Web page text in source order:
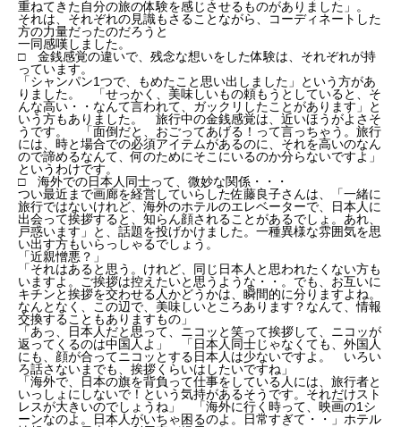
重ねてきた自分の旅の体験を感じさせるものがありました」。
それは、それぞれの見識もさることながら、コーディネートした
方の力量だったのだろうと
一同感嘆しました。
□ 金銭感覚の違いで、残念な想いをした体験は、それぞれが持
っています。
「シャンパン1つで、もめたこと思い出しました」という方があ
りました。 「せっかく、美味しいもの頼もうとしていると、そ
んな高い・・なんて言われて、ガックリしたことがあります」と
いう方もありました。 旅行中の金銭感覚は、近いほうがよさそ
うです。 「面倒だと、おごってあげる！って言っちゃう。旅行
には、時と場合での必須アイテムがあるのに、それを高いのなん
ので諦めるなんて、何のためにそこにいるのか分らないですよ」
というわけです。
□ 海外での日本人同士って、微妙な関係・・・
つい最近まで画廊を経営していらした佐藤良子さんは、「一緒に
旅行ではないけれど、海外のホテルのエレベーターで、日本人に
出会って挨拶すると、知らん顔されることがあるでしょ。あれ、
戸惑います」と、話題を投げかけました。一種異様な雰囲気を思
い出す方もいらっしゃるでしょう。
「近親憎悪？」
「それはあると思う。けれど、同じ日本人と思われたくない方も
いますよ。ご挨拶は控えたいと思うような・・。でも、お互いに
キチンと挨拶を交わせる人かどうかは、瞬間的に分りますよね。
なんとなく、この辺で、美味しいところあります？なんて、情報
交換することもありますもの」
「あっ、日本人だと思って、ニコッと笑って挨拶して、ニコッが
返ってくるのは中国人よ」 「日本人同士じゃなくても、外国人
にも、顔が合ってニコッとする日本人は少ないですよ。 いろい
ろ話さないまでも、挨拶くらいはしたいですね」
「海外で、日本の旗を背負って仕事をしている人には、旅行者と
いっしょにしないで！という気持があるそうです。それだけスト
レスが大きいのでしょうね」 「海外に行く時って、映画の1シ
ーンなのよ。日本人がいちゃ困るのよ。日常すぎて・・」ホテル